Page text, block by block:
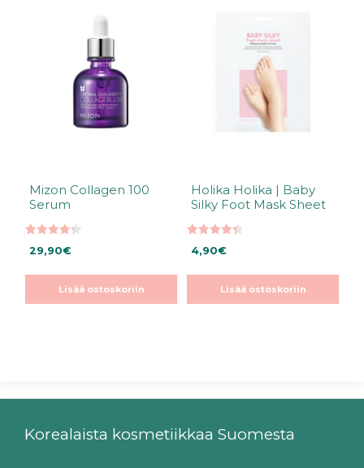
Mizon Collagen 100
Serum
5:stä
29,90€
Lisää ostoskoriin
Holika Holika | Baby
Silky Foot Mask Sheet
5:stä
4,90€
Lisää ostoskoriin
Korealaista kosmetiikkaa Suomesta